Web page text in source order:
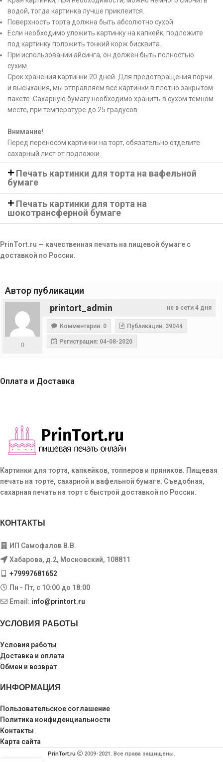
водой, тогда картинка лучше приклеится.
Поверхность торта должна быть абсолютно сухой.
Если необходимо уложить картинку на капкейк, подложите
под картинку положить тонкий корж бисквита.
При использовании айсинга, он должен быть полностью
сухим.
Срок хранения картинки 20 дней. Для предотвращения порчи
и высыхания, мы отправляем все картинки в плотно закрытом
пакете. Сахарную бумагу необходимо хранить в сухом темном
месте, при температуре до 25 градусов.
Внимание!
Перед переносом картинки на торт, обязательно отделите
сахарный лист от подложки.
Печать картинки для торта на вафельной
бумаге
Печать картинки для торта на
шокотрансферной бумаге
PrinTort.ru — качественная печать на пищевой бумаге с
доставкой по России.
Автор публикации
не в сети 4 дня
printort_admin
0
Комментарии: 0 Публикации: 39044
Регистрация: 04-08-2020
Оплата и Доставка
Картинки для торта, капкейков, топперов и пряников. Пищевая
печать на торте, сахарной и вафельной бумаге. Съедобная,
сахарная печать на торт с быстрой доставкой по России.
КОНТАКТЫ
ИП Самофалов В.В.
Хабарова, д.2, Московский, 108811
+79997681652
Пн - Пт, с 10:00 до 18:00
Email: info@printort.ru
УСЛОВИЯ РАБОТЫ
Условия работы
Доставка и оплата
Обмен и возврат
ИНФОРМАЦИЯ
Пользовательское соглашение
Политика конфиденциальности
Контакты
Карта сайта
PrinTort.ru 2009-2021. Все права защищены.